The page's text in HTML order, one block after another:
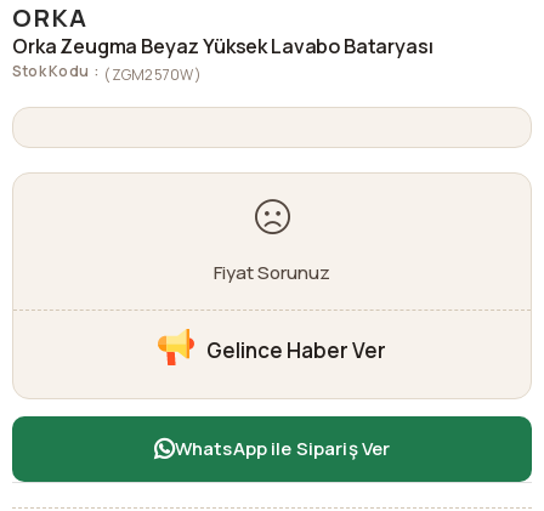
ORKA
Orka Zeugma Beyaz Yüksek Lavabo Bataryası
Stok Kodu (ZGM2570W)
Fiyat Sorunuz
Gelince Haber Ver
WhatsApp ile Sipariş Ver